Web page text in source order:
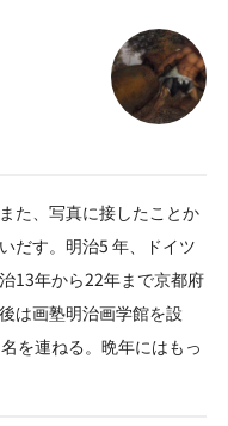
た、写真に接したことか
だす。明治5 年、ドイツ
13年から22年まで京都府
は画塾明治画学館を設
を連ねる。晩年にはもっ